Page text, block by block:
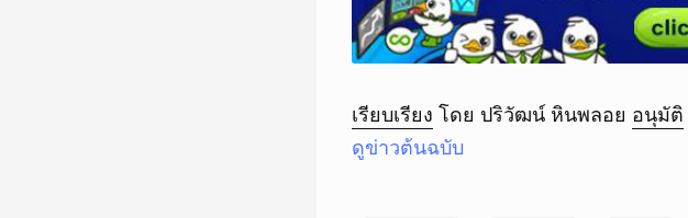
เรียบเรียง โดย ปริวัฒน์ หินพลอย อนุมัติ
ดูข่าวต้นฉบับ
ยกเลิก